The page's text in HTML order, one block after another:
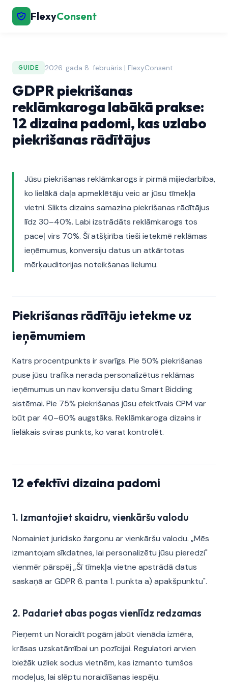
FlexyConsent
GUIDE 2026. gada 8. februāris | FlexyConsent
GDPR piekrišanas
reklāmkaroga labākā prakse:
12 dizaina padomi, kas uzlabo
piekrišanas rādītājus
Jūsu piekrišanas reklāmkarogs ir pirmā mijiedarbība,
ko lielākā daļa apmeklētāju veic ar jūsu tīmekļa
vietni. Slikts dizains samazina piekrišanas rādītājus
līdz 30–40%. Labi izstrādāts reklāmkarogs tos
paceļ virs 70%. Šī atšķirība tieši ietekmē reklāmas
ieņēmumus, konversiju datus un atkārtotas
mērķauditorijas noteikšanas lielumu.
Piekrišanas rādītāju ietekme uz
ieņēmumiem
Katrs procentpunkts ir svarīgs. Pie 50% piekrišanas
puse jūsu trafika nerada personalizētus reklāmas
ieņēmumus un nav konversiju datu Smart Bidding
sistēmai. Pie 75% piekrišanas jūsu efektīvais CPM var
būt par 40–60% augstāks. Reklāmkaroga dizains ir
lielākais sviras punkts, ko varat kontrolēt.
12 efektīvi dizaina padomi
1. Izmantojiet skaidru, vienkāršu valodu
Nomainiet juridisko žargonu ar vienkāršu valodu. „Mēs
izmantojam sīkdatnes, lai personalizētu jūsu pieredzi"
vienmēr pārspēj „Šī tīmekļa vietne apstrādā datus
saskaņā ar GDPR 6. panta 1. punkta a) apakšpunktu".
2. Padariet abas pogas vienlīdz redzamas
Pieņemt un Noraidīt pogām jābūt vienāda izmēra,
krāsas uzskatāmībai un pozīcijai. Regulatori arvien
biežāk uzliek sodus vietnēm, kas izmanto tumšos
modeļus, lai slēptu noraidīšanas iespēju.